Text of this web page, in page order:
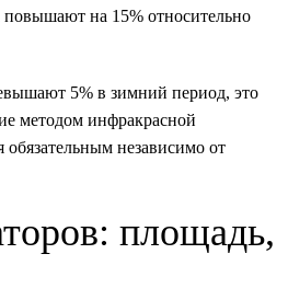
повышают на 15% относительно
5% в зимний период, это
методом инфракрасной
независимо от
площадь,